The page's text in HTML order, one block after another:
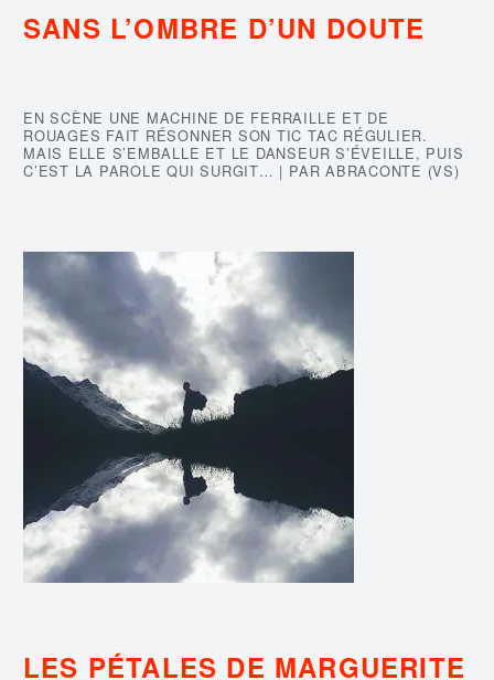
SANS L’OMBRE D’UN DOUTE
EN SCÈNE UNE MACHINE DE FERRAILLE ET DE
ROUAGES FAIT RÉSONNER SON TIC TAC RÉGULIER.
MAIS ELLE S’EMBALLE ET LE DANSEUR S’ÉVEILLE, PUIS
C’EST LA PAROLE QUI SURGIT… | PAR ABRACONTE (VS)
LES PÉTALES DE MARGUERITE